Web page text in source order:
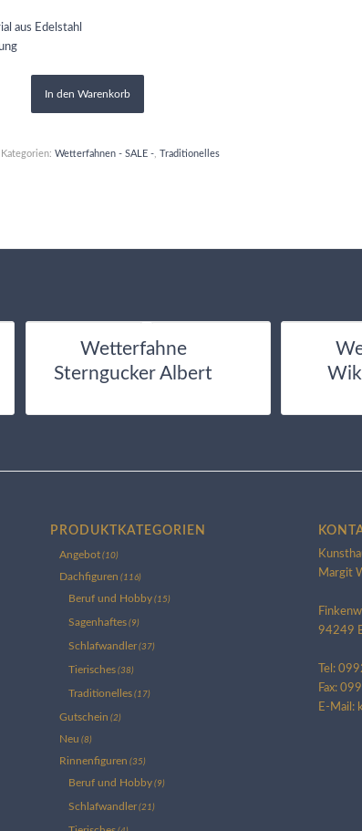
aus Edelstahl
In den Warenkorb
Kategorien:Wetterfahnen - SALE -,Traditionelles
Wetterfahne
Sterngucker Albert
PRODUKTKATEGORIEN
Angebot (10)
Dachfiguren (116)
Beruf und Hobby (15)
Sagenhaftes (9)
Schlafwandler (37)
Tierisches (38)
Traditionelles (17)
Gutschein (2)
Neu (8)
Rinnenfiguren (35)
Beruf und Hobby (9)
Schlafwandler (21)
Margit
94249
Tel:
Fax:
E-Mail: